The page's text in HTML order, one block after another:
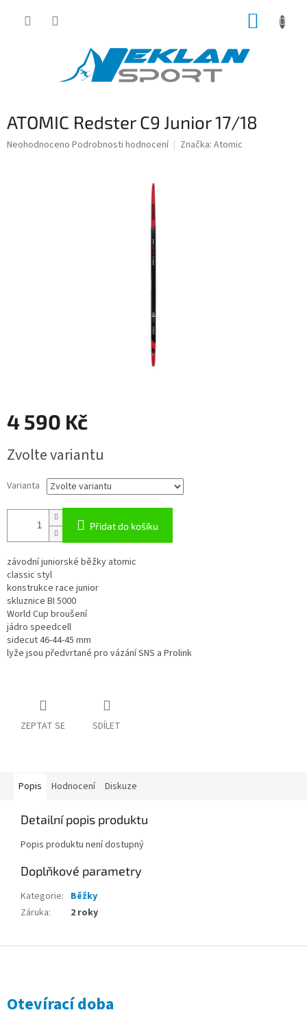
ATOMIC Redster C9 Junior 17/18
Průměrné
Neohodnoceno Podrobnosti hodnocení Značka: Atomic
4 590 Kč
cena:
Zvolte variantu
Varianta
Přidat do košíku
závodní juniorské běžky atomic
classic styl
konstrukce race junior
skluznice BI 5000
World Cup broušení
jádro speedcell
sidecut 46-44-45 mm
lyže jsou předvrtané pro vázání SNS a Prolink
ZEPTAT SE SDÍLET
Popis Hodnocení Diskuze
Detailní popis produktu
Popis produktu není dostupný
Doplňkové parametry
Kategorie: Běžky
Záruka: 2 roky
Otevírací doba